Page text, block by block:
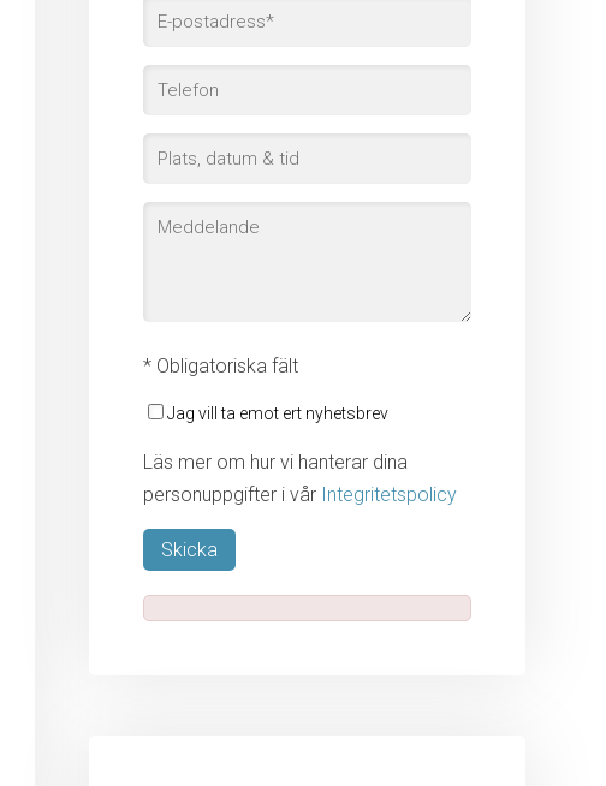
* Obligatoriska fält
Jag vill ta emot ert nyhetsbrev
Läs mer om hur vi hanterar dina
personuppgifter i vår Integritetspolicy
Lämna detta fält tomt.